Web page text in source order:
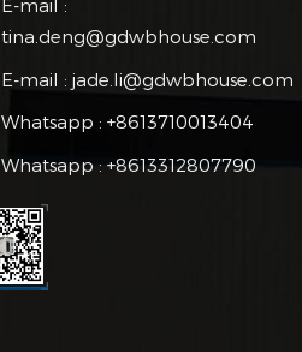
E-mail :
tina.deng@gdwbhouse.com
E-mail : jade.li@gdwbhouse.com
Whatsapp : +8613710013404
Whatsapp : +8613312807790